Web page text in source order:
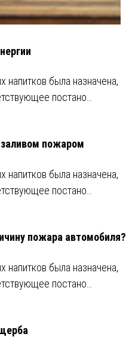
напитков была назначена,
постано…
пожаром
напитков была назначена,
постано…
пожара автомобиля?
напитков была назначена,
постано…